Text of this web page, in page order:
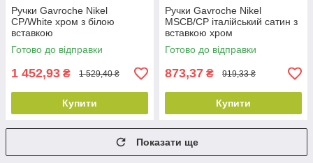
Ручки Gavroche Nikel
CP/White хром з білою
вставкою
Готово до відправки
1 452,93 ₴ 1 529,40 ₴
Купити
Ручки Gavroche Nikel
MSCB/CP італійський сатин з
вставкою хром
Готово до відправки
873,37 ₴ 919,33 ₴
Купити
Показати ще